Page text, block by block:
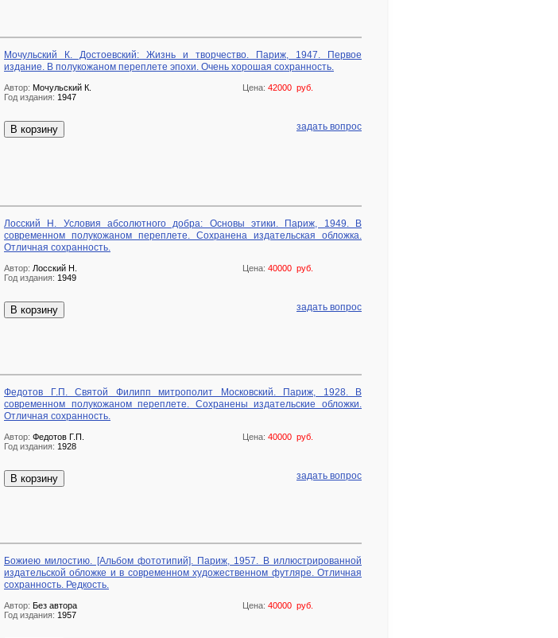
Мочульский К. Достоевский: Жизнь и творчество. Париж, 1947. Первое
издание. В полукожаном переплете эпохи. Очень хорошая сохранность.
Цена: 42000 руб.
Автор: Мочульский К.
Год издания: 1947
В корзину задать вопрос
Лосский Н. Условия абсолютного добра: Основы этики. Париж, 1949. В
современном полукожаном переплете. Сохранена издательская обложка.
Отличная сохранность.
Цена: 40000 руб.
Автор: Лосский Н.
Год издания: 1949
В корзину задать вопрос
Федотов Г.П. Святой Филипп митрополит Московский. Париж, 1928. В
современном полукожаном переплете. Сохранены издательские обложки.
Отличная сохранность.
Цена: 40000 руб.
Автор: Федотов Г.П.
Год издания: 1928
В корзину задать вопрос
Божиею милостию. [Альбом фототипий]. Париж, 1957. В иллюстрированной
издательской обложке и в современном художественном футляре. Отличная
сохранность. Редкость.
Цена: 40000 руб.
Автор: Без автора
Год издания: 1957